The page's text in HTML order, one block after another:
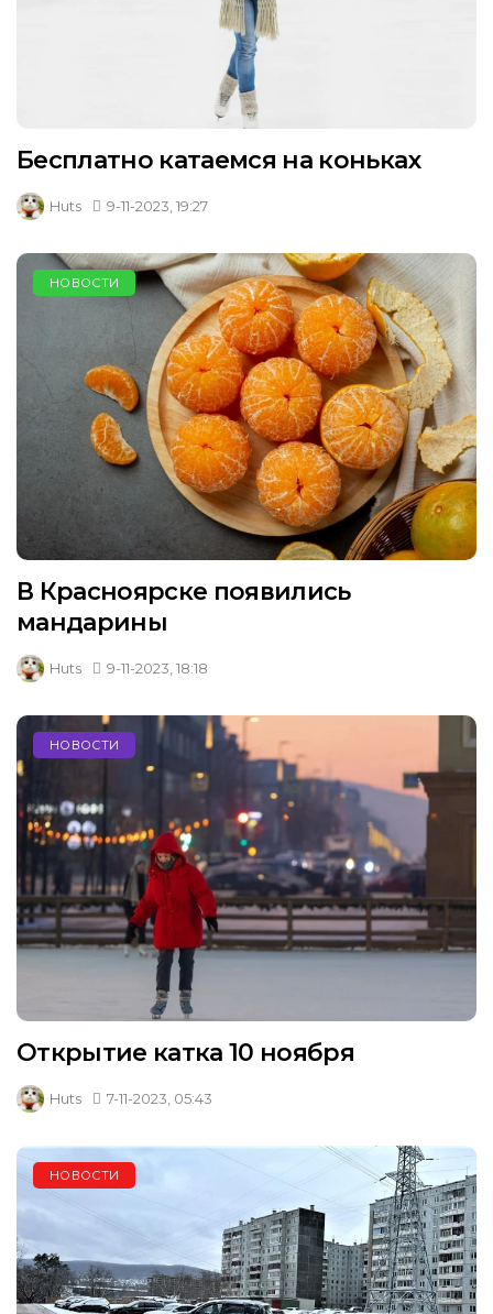
Бесплатно катаемся на коньках
Huts 9-11-2023, 19:27
НОВОСТИ
В Красноярске появились
мандарины
Huts 9-11-2023, 18:18
НОВОСТИ
Открытие катка 10 ноября
Huts 7-11-2023, 05:43
НОВОСТИ